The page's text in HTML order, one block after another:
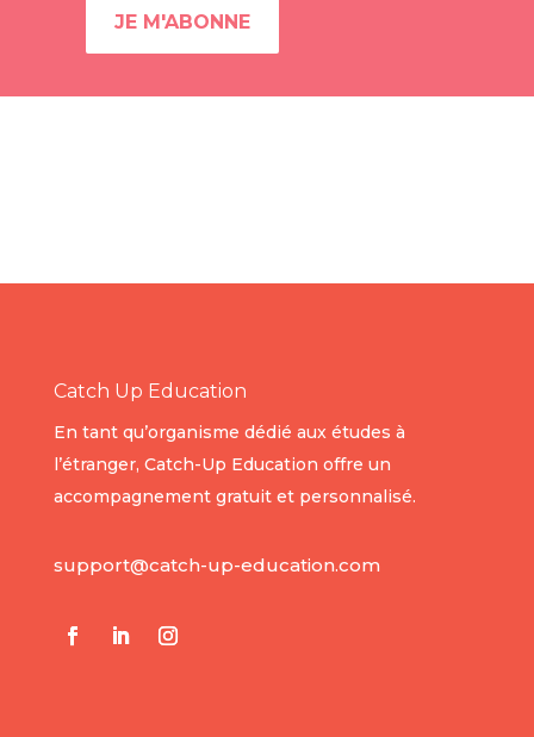
JE M'ABONNE
Catch Up Education
En tant qu’organisme dédié aux études à
l’étranger, Catch-Up Education offre un
accompagnement gratuit et personnalisé.
support@catch-up-education.com